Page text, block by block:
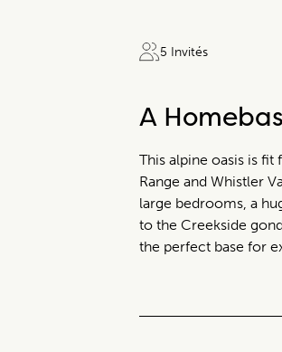
5 Invités
A
This alpine oasis is
Range and Whistler
large bedrooms, a
to the Creekside
the perfect base for